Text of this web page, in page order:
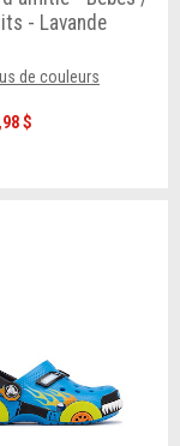
- Lavande
de couleurs
$